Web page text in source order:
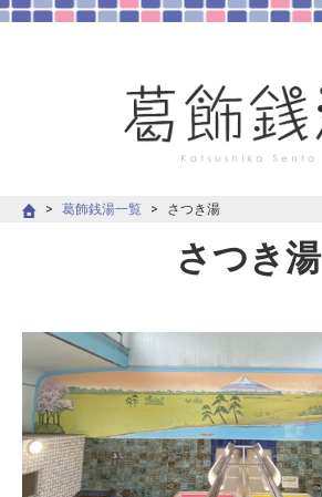
葛飾銭湯一覧 さつき湯
さつき湯